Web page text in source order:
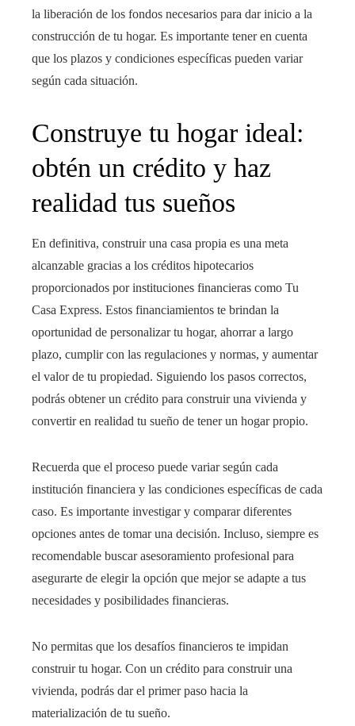
la liberación de los fondos necesarios para dar inicio a la
construcción de tu hogar. Es importante tener en cuenta
que los plazos y condiciones específicas pueden variar
según cada situación.
Construye tu hogar ideal:
obtén un crédito y haz
realidad tus sueños
En definitiva, construir una casa propia es una meta
alcanzable gracias a los créditos hipotecarios
proporcionados por instituciones financieras como Tu
Casa Express. Estos financiamientos te brindan la
oportunidad de personalizar tu hogar, ahorrar a largo
plazo, cumplir con las regulaciones y normas, y aumentar
el valor de tu propiedad. Siguiendo los pasos correctos,
podrás obtener un crédito para construir una vivienda y
convertir en realidad tu sueño de tener un hogar propio.
Recuerda que el proceso puede variar según cada
institución financiera y las condiciones específicas de cada
caso. Es importante investigar y comparar diferentes
opciones antes de tomar una decisión. Incluso, siempre es
recomendable buscar asesoramiento profesional para
asegurarte de elegir la opción que mejor se adapte a tus
necesidades y posibilidades financieras.
No permitas que los desafíos financieros te impidan
construir tu hogar. Con un crédito para construir una
vivienda, podrás dar el primer paso hacia la
materialización de tu sueño.